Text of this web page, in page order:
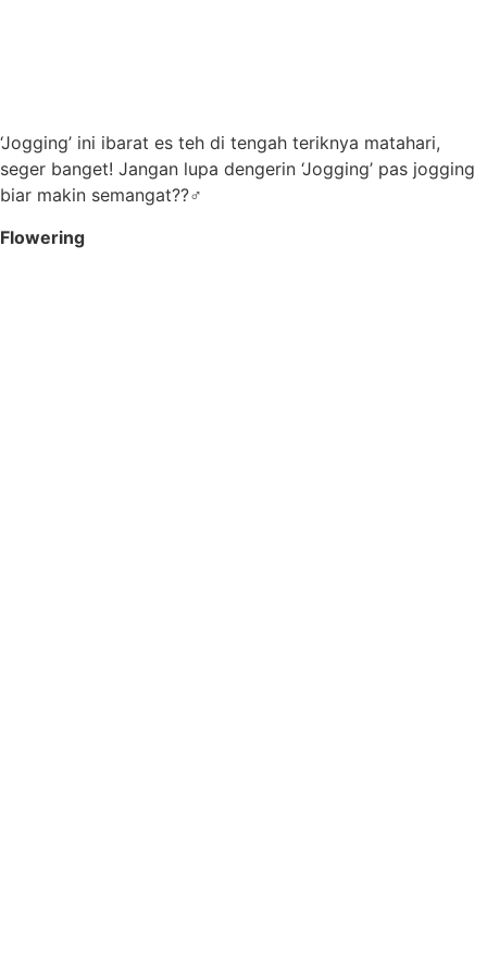
‘Jogging’ ini ibarat es teh di tengah teriknya matahari,
seger banget! Jangan lupa dengerin ‘Jogging’ pas jogging
biar makin semangat??‍♂️
Flowering